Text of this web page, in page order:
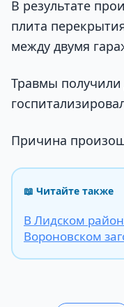
В результате
плита
между двумя
Травмы получили
Причина
📖 Читайте также
В Лидском
Вороновском